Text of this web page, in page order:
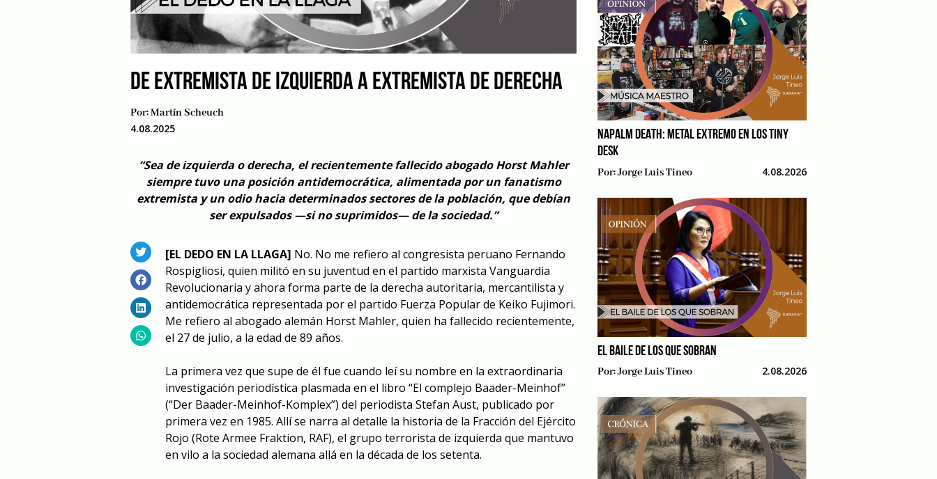
DE EXTREMISTA DE IZQUIERDA A EXTREMISTA DE DERECHA
Por:Martín Scheuch
4.08.2025
“Sea de izquierda o derecha, el recientemente fallecido abogado Horst Mahler
siempre tuvo una posición antidemocrática, alimentada por un fanatismo
extremista y un odio hacia determinados sectores de la población, que debían
ser expulsados —si no suprimidos— de la sociedad.”
[EL DEDO EN LA LLAGA] No. No me refiero al congresista peruano Fernando
Rospigliosi, quien militó en su juventud en el partido marxista Vanguardia
Revolucionaria y ahora forma parte de la derecha autoritaria, mercantilista y
antidemocrática representada por el partido Fuerza Popular de Keiko Fujimori.
Me refiero al abogado alemán Horst Mahler, quien ha fallecido recientemente,
el 27 de julio, a la edad de 89 años.
La primera vez que supe de él fue cuando leí su nombre en la extraordinaria
investigación periodística plasmada en el libro “El complejo Baader-Meinhof”
(“Der Baader-Meinhof-Komplex”) del periodista Stefan Aust, publicado por
primera vez en 1985. Allí se narra al detalle la historia de la Fracción del Ejército
Rojo (Rote Armee Fraktion, RAF), el grupo terrorista de izquierda que mantuvo
en vilo a la sociedad alemana allá en la década de los setenta.
NAPALM DEATH: METAL EXTREMO EN LOS TINY
DESK
Por:Jorge Luis Tineo 4.08.2026
EL BAILE DE LOS QUE SOBRAN
Por:Jorge Luis Tineo 2.08.2026